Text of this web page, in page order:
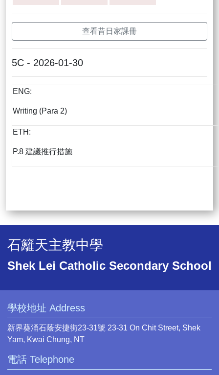
查看昔日家課冊
5C - 2026-01-30
ENG:
Writing (Para 2)
ETH:
P.8 建議推行措施
石籬天主教中學
Shek Lei Catholic Secondary School
學校地址 Address
新界葵涌石蔭安捷街23-31號 23-31 On Chit Street, Shek
Yam, Kwai Chung, NT
電話 Telephone